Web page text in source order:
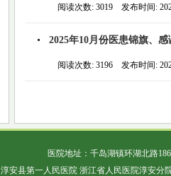
阅读次数: 3019 发布时间:
2025年10月份医患锦旗、感
阅读次数: 3196 发布时间:
医院地址：千岛湖镇环湖北路
淳安县第一人民医院 浙江省人民医院淳安分